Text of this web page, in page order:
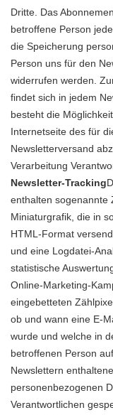
Dritte. Das
betroffene Person
die Speicherung
Person uns für den
widerrufen werden.
findet sich in jedem
besteht die
Internetseite des für
Newsletterversand
Verarbeitung
Newsletter-Tracking
enthalten sogenannte
Miniaturgrafik, die in
HTML-Format
und eine Logdatei-
statistische
Online-Marketing-
eingebetteten
ob und wann eine E-
wurde und welche in
betroffenen Person
Newslettern
personenbezogenen
Verantwortlichen